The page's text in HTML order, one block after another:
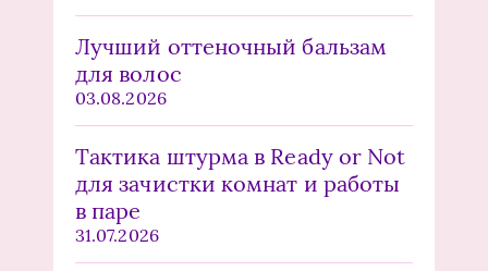
Лучший оттеночный бальзам
для волос
03.08.2026
Тактика штурма в Ready or Not
для зачистки комнат и работы
в паре
31.07.2026